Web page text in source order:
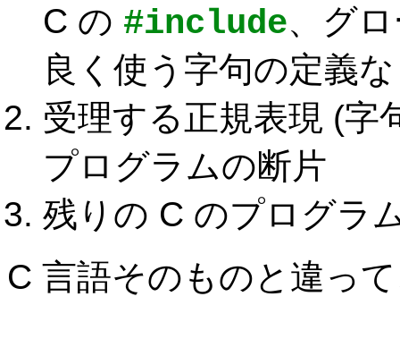
C の #include、グ
良く使う字句の定義
受理する正規表現 (字
プログラムの断片
残りの C のプログラ
C 言語そのものと違っ